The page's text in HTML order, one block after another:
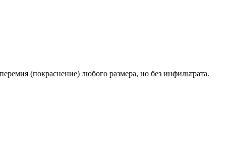
(покраснение) любого размера, но без инфильтрата.